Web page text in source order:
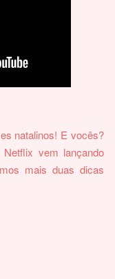
natalinos! E vocês?
vem lançando
mais duas dicas